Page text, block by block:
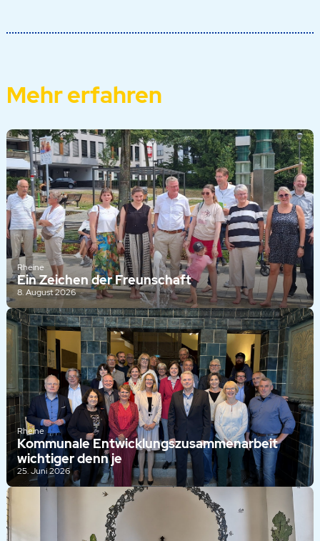
Mehr erfahren
Rheine
Ein Zeichen der Freunschaft
8. August 2026
Rheine
Kommunale Entwicklungszusammenarbeit
wichtiger denn je
25. Juni 2026